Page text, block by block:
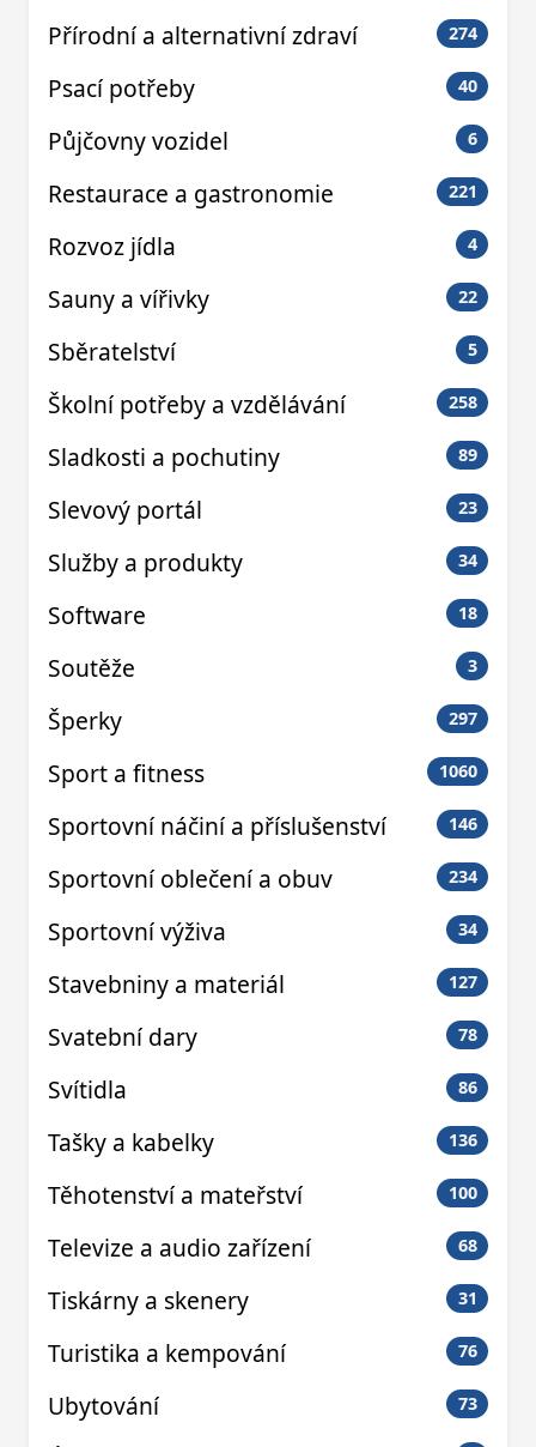
Přírodní a alternativní zdraví 274
Psací potřeby 40
Půjčovny vozidel 6
Restaurace a gastronomie 221
Rozvoz jídla 4
Sauny a vířivky 22
Sběratelství 5
Školní potřeby a vzdělávání 258
Sladkosti a pochutiny 89
Slevový portál 23
Služby a produkty 34
Software 18
Soutěže 3
Šperky 297
Sport a fitness 1060
Sportovní náčiní a příslušenství 146
Sportovní oblečení a obuv 234
Sportovní výživa 34
Stavebniny a materiál 127
Svatební dary 78
Svítidla 86
Tašky a kabelky 136
Těhotenství a mateřství 100
Televize a audio zařízení 68
Tiskárny a skenery 31
Turistika a kempování 76
Ubytování 73